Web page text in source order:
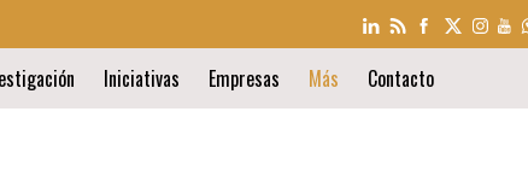
Iniciativas Empresas Más
Contacto